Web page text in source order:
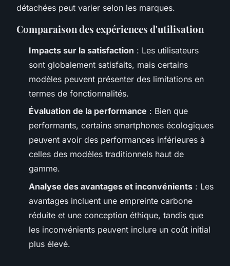
détachées peut varier selon les marques.
Comparaison des expériences d'utilisation
Impacts sur la satisfaction : Les utilisateurs
sont globalement satisfaits, mais certains
modèles peuvent présenter des limitations en
termes de fonctionnalités.
Évaluation de la performance : Bien que
performants, certains smartphones écologiques
peuvent avoir des performances inférieures à
celles des modèles traditionnels haut de
gamme.
Analyse des avantages et inconvénients : Les
avantages incluent une empreinte carbone
réduite et une conception éthique, tandis que
les inconvénients peuvent inclure un coût initial
plus élevé.